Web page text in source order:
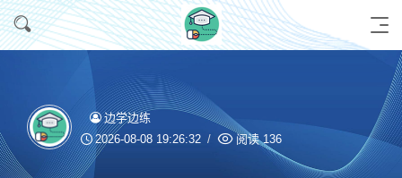
边学边练
2026-08-08 19:26:32 阅读136